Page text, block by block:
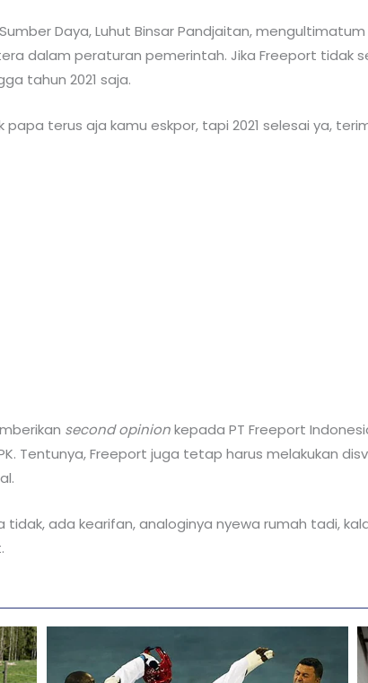
Daya, Luhut Binsar Pandjaitan,
dalam peraturan pemerintah. Jika Freeport tidak
tahun 2021 saja.
terus aja kamu eskpor, tapi 2021 selesai ya,
second opinionkepada PT Freeport
Tentunya, Freeport juga tetap harus melakukan
ada kearifan, analoginya nyewa rumah tadi,